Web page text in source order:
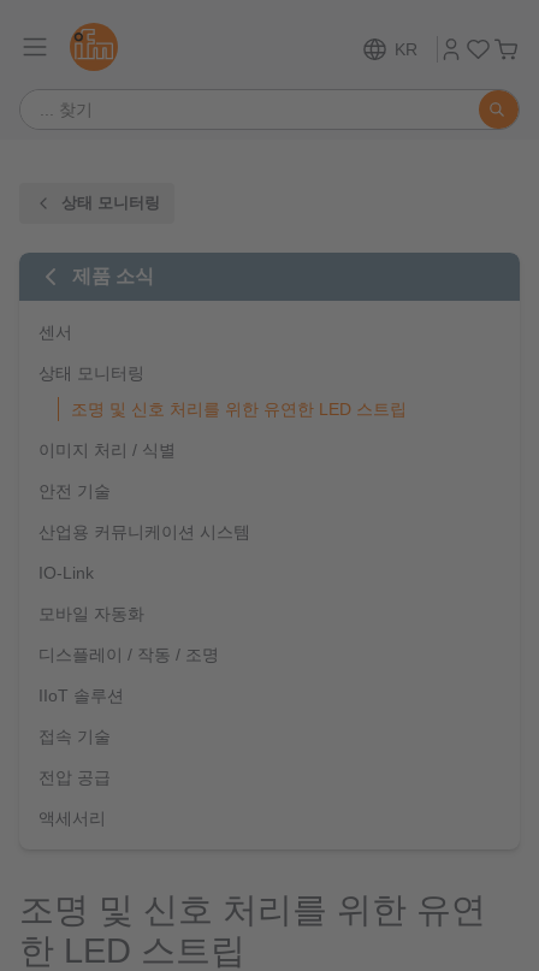
KR
상태 모니터링
제품 소식
센서
상태 모니터링
조명 및 신호 처리를 위한 유연한 LED 스트립
이미지 처리 / 식별
안전 기술
산업용 커뮤니케이션 시스템
IO-Link
모바일 자동화
디스플레이 / 작동 / 조명
IIoT 솔루션
접속 기술
전압 공급
액세서리
조명 및 신호 처리를 위한 유연
한 LED 스트립